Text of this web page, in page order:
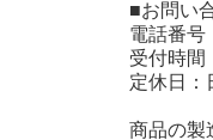
■お問い
電話番号
受付時間
定休日：
商品の製